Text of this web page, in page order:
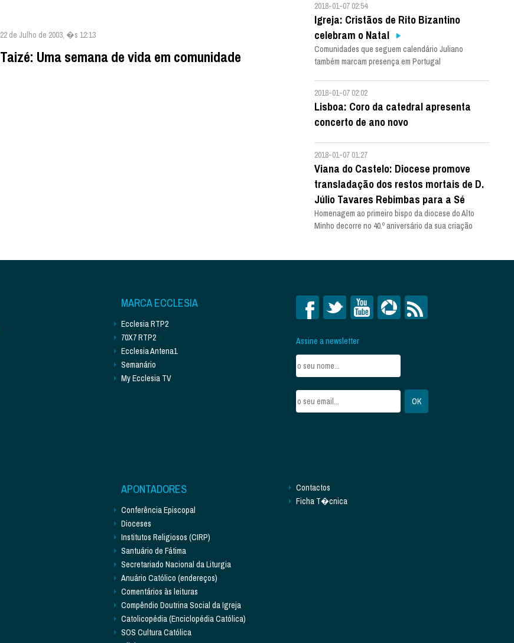
22 de Julho de 2003, �s 12:13
Taizé: Uma semana de vida em comunidade
2018-01-07 02:54
Igreja: Cristãos de Rito Bizantino
celebram o Natal
Comunidades que seguem calendário Juliano
também marcam presença em Portugal
2018-01-07 02:02
Lisboa: Coro da catedral apresenta
concerto de ano novo
2018-01-07 01:27
Viana do Castelo: Diocese promove
transladação dos restos mortais de D.
Júlio Tavares Rebimbas para a Sé
Homenagem ao primeiro bispo da diocese do Alto
Minho decorre no 40.º aniversário da sua criação
MARCA ECCLESIA
Ecclesia RTP2
70X7 RTP2
Ecclesia Antena1
Semanário
My Ecclesia TV
Assine a newsletter
APONTADORES
Conferência Episcopal
Dioceses
Institutos Religiosos (CIRP)
Santuário de Fátima
Secretariado Nacional da Liturgia
Anuário Católico (endereços)
Comentários às leituras
Compêndio Doutrina Social da Igreja
Catolicopédia (Enciclopédia Católica)
SOS Cultura Católica
Contactos
Ficha T�cnica